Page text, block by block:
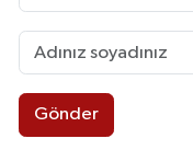
Gönder